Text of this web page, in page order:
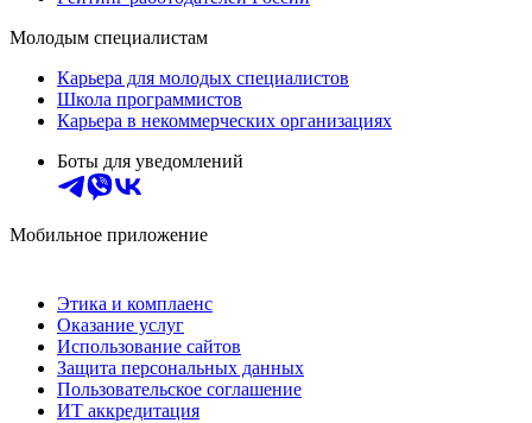
Молодым специалистам
Карьера для молодых специалистов
Школа программистов
Карьера в некоммерческих организациях
Боты для уведомлений
Мобильное приложение
Этика и комплаенс
Оказание услуг
Использование сайтов
Защита персональных данных
Пользовательское соглашение
ИТ аккредитация